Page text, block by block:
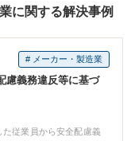
に関する解決事例
# メーカー・製造業
慮義務違反等に基づ
た従業員から安全配慮義